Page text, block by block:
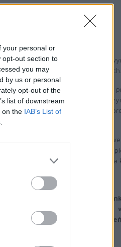
your personal or
opt-out section to
you may
by us or personal
opt-out of the
list of downstream
on the IAB’s List of
z najnowszymi normami
i przetwarzanych danych.
Świadomi tego, że firmy
staje się Twoim
urządzeń, rozwiązań i usług,
Zastosowano w nim
zewnętrznych certyfikatów
danych jest zachowana na
elastyczny zestaw
do potrzeb swojej firmy i
zarządzać swoją flotą